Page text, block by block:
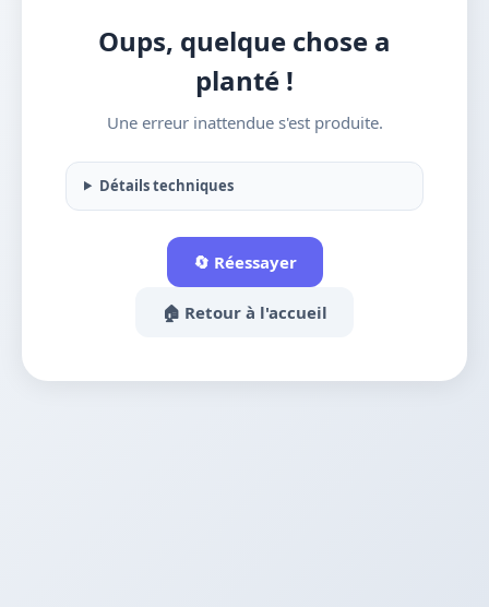
Oups, quelque chose a
planté !
Une erreur inattendue s'est produite.
Détails techniques
🔄 Réessayer
🏠 Retour à l'accueil